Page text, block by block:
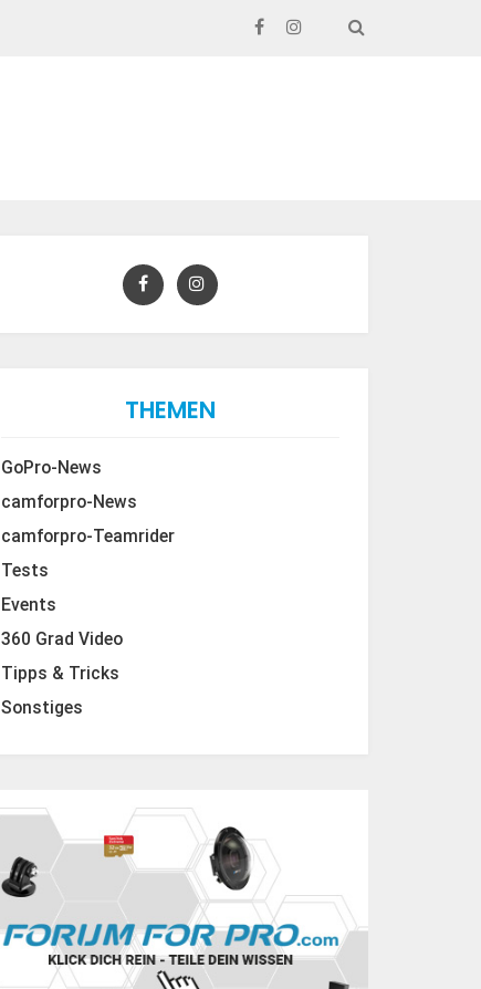
SEARCH
THEMEN
GoPro-News
camforpro-News
camforpro-Teamrider
Tests
Events
360 Grad Video
Tipps & Tricks
Sonstiges